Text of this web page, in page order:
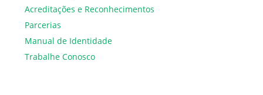
Acreditações e Reconhecimentos
Parcerias
Manual de Identidade
Trabalhe Conosco